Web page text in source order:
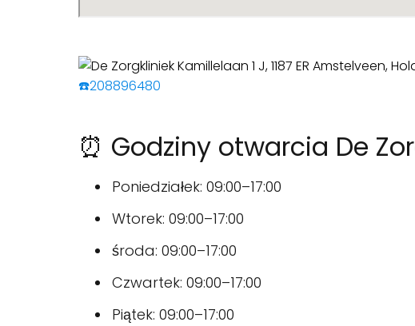
☎️208896480
⏰ Godziny otwarcia De
Poniedziałek: 09:00–17:00
Wtorek: 09:00–17:00
środa: 09:00–17:00
Czwartek: 09:00–17:00
Piątek: 09:00–17:00